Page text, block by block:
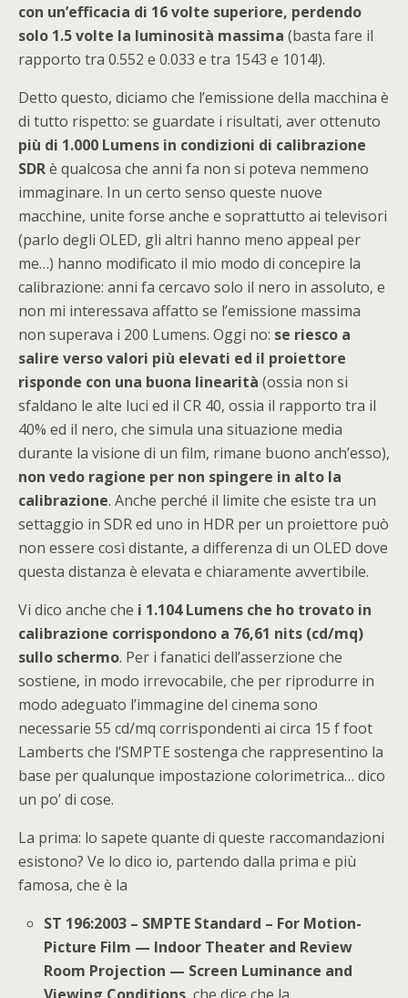
con un’efficacia di 16 volte superiore, perdendo
solo 1.5 volte la luminosità massima (basta fare il
rapporto tra 0.552 e 0.033 e tra 1543 e 1014!).
Detto questo, diciamo che l’emissione della macchina è
di tutto rispetto: se guardate i risultati, aver ottenuto
più di 1.000 Lumens in condizioni di calibrazione
SDRè qualcosa che anni fa non si poteva nemmeno
immaginare. In un certo senso queste nuove
macchine, unite forse anche e soprattutto ai televisori
(parlo degli OLED, gli altri hanno meno appeal per
me…) hanno modificato il mio modo di concepire la
calibrazione: anni fa cercavo solo il nero in assoluto, e
non mi interessava affatto se l’emissione massima
non superava i 200 Lumens. Oggi no: se riesco a
salire verso valori più elevati ed il proiettore
risponde con una buona linearità (ossia non si
sfaldano le alte luci ed il CR 40, ossia il rapporto tra il
40% ed il nero, che simula una situazione media
durante la visione di un film, rimane buono anch’esso),
non vedo ragione per non spingere in alto la
calibrazione. Anche perché il limite che esiste tra un
settaggio in SDR ed uno in HDR per un proiettore può
non essere così distante, a differenza di un OLED dove
questa distanza è elevata e chiaramente avvertibile.
Vi dico anche che i 1.104 Lumens che ho trovato in
calibrazione corrispondono a 76,61 nits (cd/mq)
sullo schermo. Per i fanatici dell’asserzione che
sostiene, in modo irrevocabile, che per riprodurre in
modo adeguato l’immagine del cinema sono
necessarie 55 cd/mq corrispondenti ai circa 15 f foot
Lamberts che l’SMPTE sostenga che rappresentino la
base per qualunque impostazione colorimetrica… dico
un po’ di cose.
La prima: lo sapete quante di queste raccomandazioni
esistono? Ve lo dico io, partendo dalla prima e più
famosa, che è la
ST 196:2003 – SMPTE Standard – For Motion-
Picture Film — Indoor Theater and Review
Room Projection — Screen Luminance and